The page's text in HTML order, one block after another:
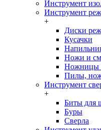
Инструмент
Инструмент
+
Диски
Кусачки
Ножи и
Ножницы
Пилы,
Инструмент
+
Биты для
Буры
Сверла